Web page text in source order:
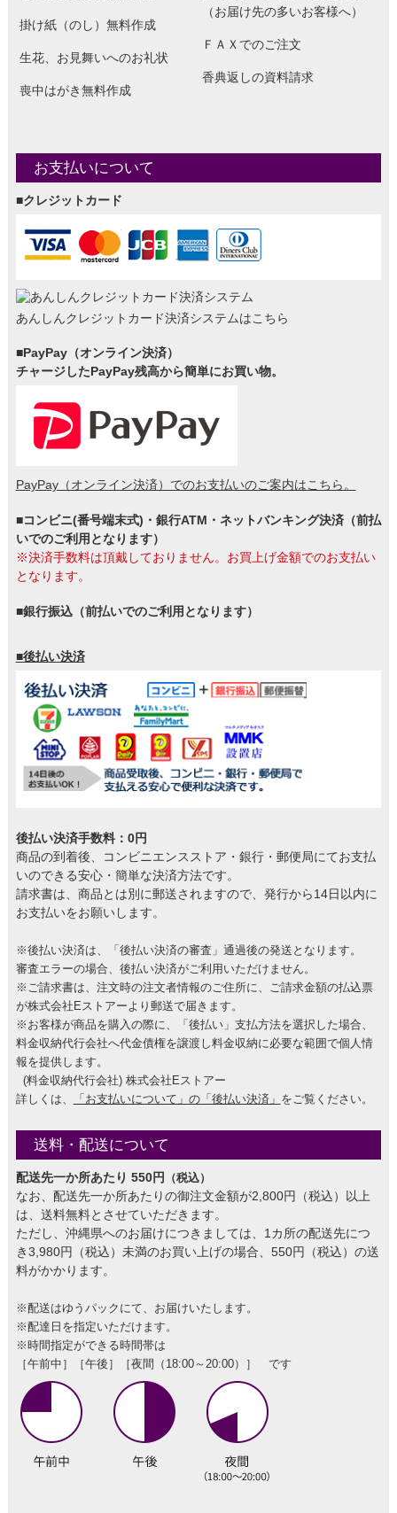
掛け紙（のし）無料作成
生花、お見舞いへのお礼状
喪中はがき無料作成
（お届け先の多いお客様へ）
ＦＡＸでのご注文
香典返しの資料請求
お支払いについて
■クレジットカード
あんしんクレジットカード決済システムはこちら
■PayPay（オンライン決済）
チャージしたPayPay残高から簡単にお買い物。
PayPay（オンライン決済）でのお支払いのご案内はこちら。
■コンビニ(番号端末式)・銀行ATM・ネットバンキング決済（前払
いでのご利用となります）
※決済手数料は頂戴しておりません。お買上げ金額でのお支払い
となります。
■銀行振込（前払いでのご利用となります）
■後払い決済
後払い決済手数料：0円
商品の到着後、コンビニエンスストア・銀行・郵便局にてお支払
いのできる安心・簡単な決済方法です。
請求書は、商品とは別に郵送されますので、発行から14日以内に
お支払いをお願いします。
※後払い決済は、「後払い決済の審査」通過後の発送となります。
審査エラーの場合、後払い決済がご利用いただけません。
※ご請求書は、注文時の注文者情報のご住所に、ご請求金額の払込票
が株式会社Eストアーより郵送で届きます。
※お客様が商品を購入の際に、「後払い」支払方法を選択した場合、
料金収納代行会社へ代金債権を譲渡し料金収納に必要な範囲で個人情
報を提供します。
(料金収納代行会社) 株式会社Eストアー
詳しくは、
「お支払いについて」の「後払い決済」 をご覧ください。
送料・配送について
配送先一か所あたり 550円 （税込）
なお、配送先一か所あたりの御注文金額が2,800円（税込）以上
は、送料無料とさせていただきます。
ただし、沖縄県へのお届けにつきましては、1カ所の配送先につ
き3,980円（税込）未満のお買い上げの場合、550円（税込）の送
料がかかります。
※配送はゆうパックにて、お届けいたします。
※配達日を指定いただけます。
※時間指定ができる時間帯は
［午前中］［午後］［夜間（18:00～20:00）］ です